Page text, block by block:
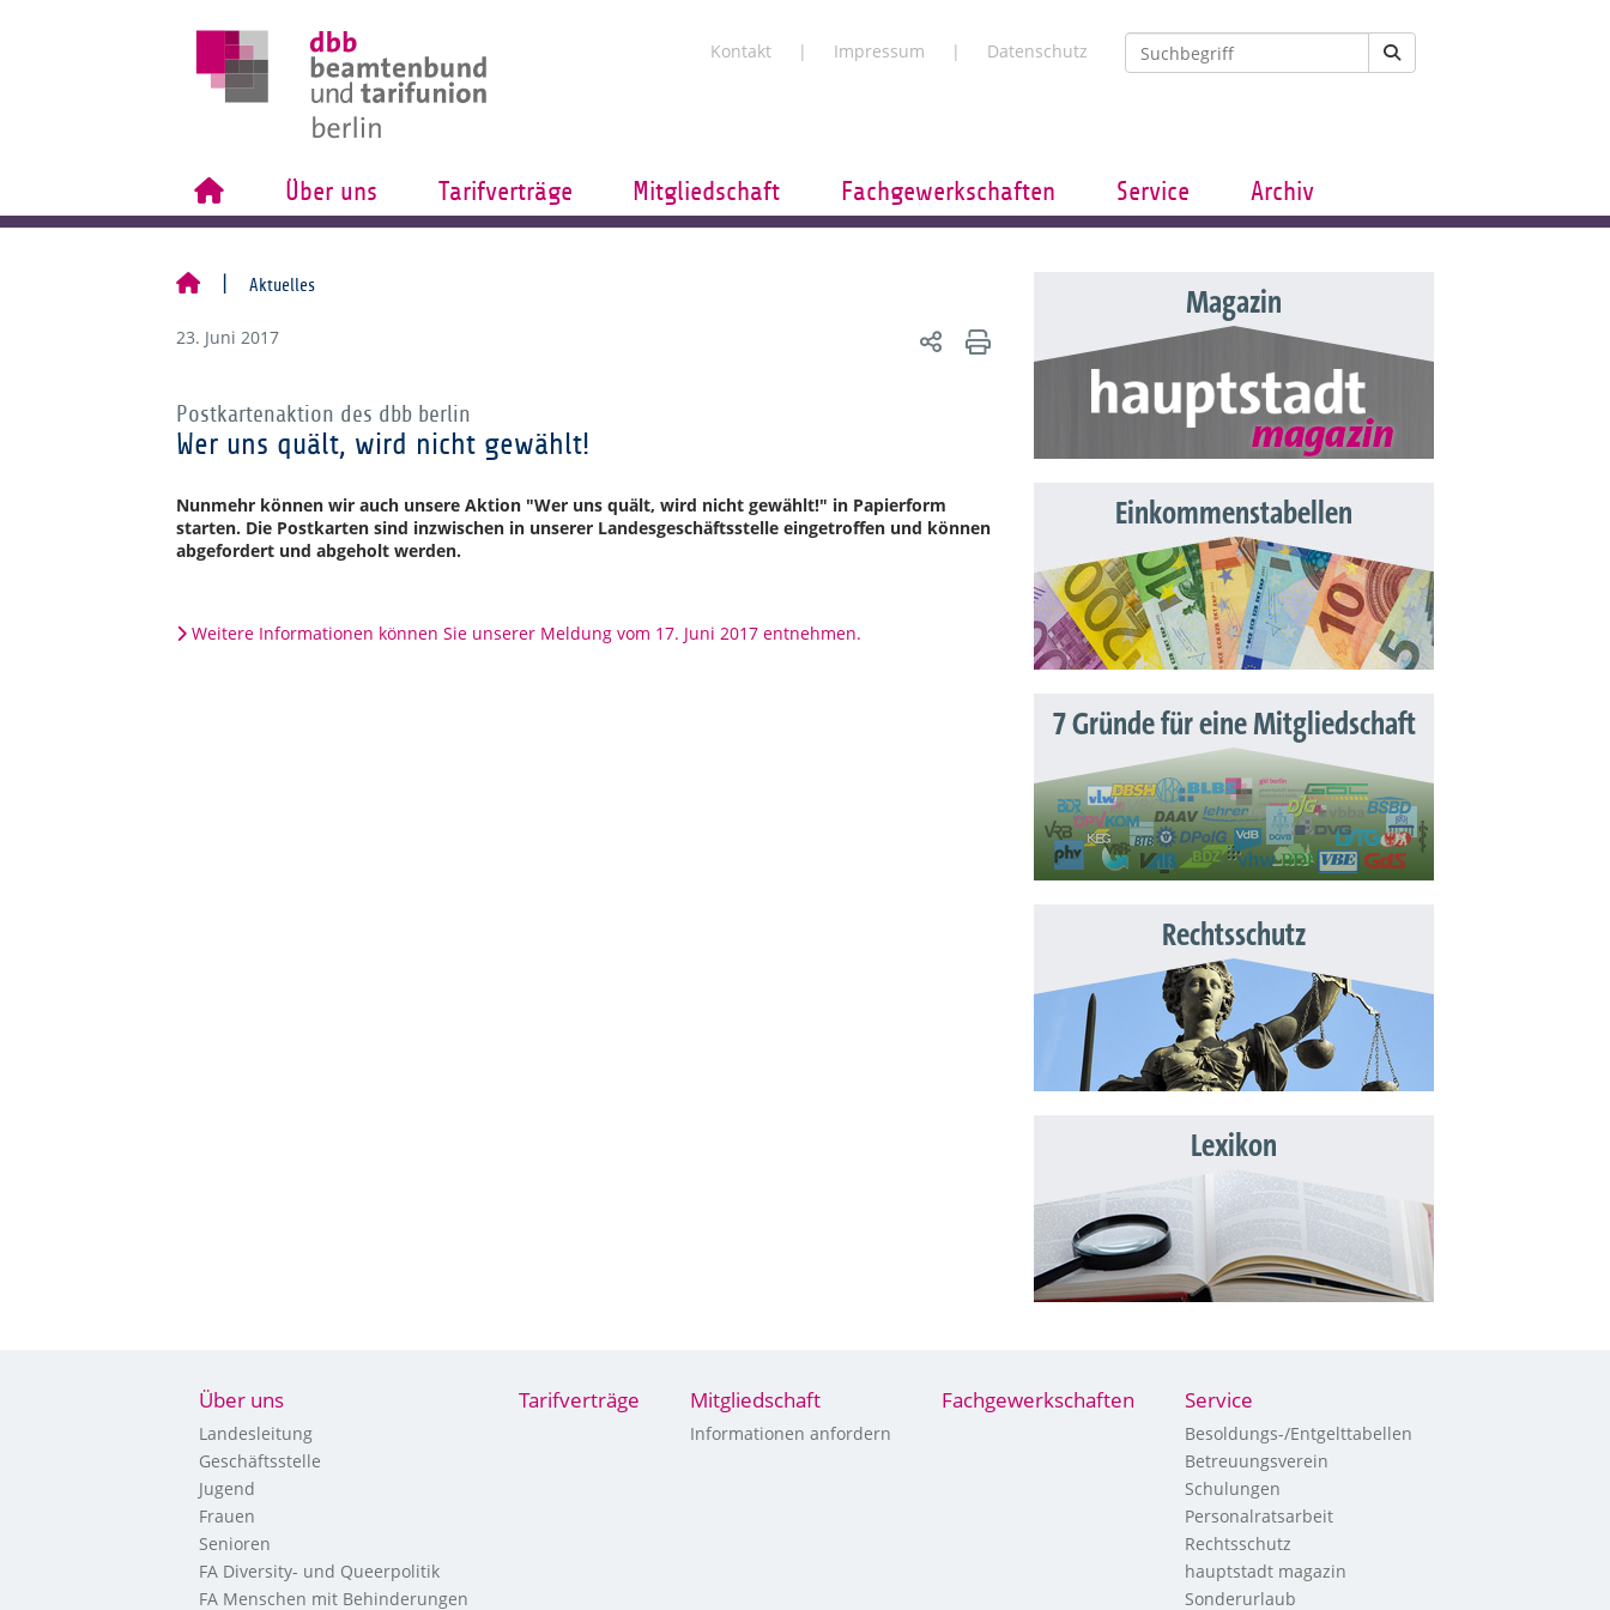
Kontakt Impressum Datenschutz
Über uns Tarifverträge Mitgliedschaft Fachgewerkschaften Service Archiv
Aktuelles
23. Juni 2017
Postkartenaktion des dbb berlin
Wer uns quält, wird nicht gewählt!
Nunmehr können wir auch unsere Aktion "Wer uns quält, wird nicht gewählt!" in Papierform
starten. Die Postkarten sind inzwischen in unserer Landesgeschäftsstelle eingetroffen und können
abgefordert und abgeholt werden.
Weitere Informationen können Sie unserer Meldung vom 17. Juni 2017 entnehmen.
Magazin
Einkommenstabellen
7 Gründe für eine Mitgliedschaft
Rechtsschutz
Lexikon
Über uns
Landesleitung
Geschäftsstelle
Jugend
Frauen
Senioren
FA Diversity- und Queerpolitik
FA Menschen mit Behinderungen
Tarifverträge Mitgliedschaft
Informationen anfordern
Fachgewerkschaften Service
Besoldungs-/Entgelttabellen
Betreuungsverein
Schulungen
Personalratsarbeit
Rechtsschutz
hauptstadt magazin
Sonderurlaub